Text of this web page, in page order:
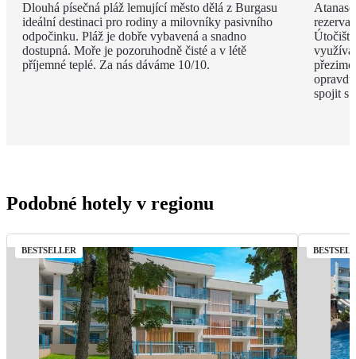
Dlouhá písečná pláž lemující město dělá z Burgasu
ideální destinaci pro rodiny a milovníky pasivního
odpočinku. Pláž je dobře vybavená a snadno
dostupná. Moře je pozoruhodně čisté a v létě
příjemné teplé. Za nás dáváme 10/10.
spojit s
Podobné hotely v regionu
BESTSELLER